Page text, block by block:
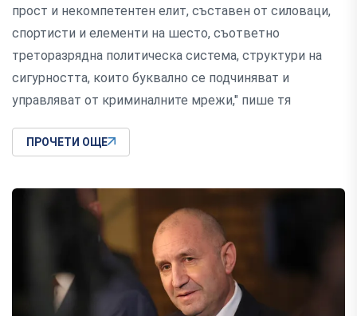
прост и некомпетентен елит, съставен от силоваци,
спортисти и елементи на шесто, съответно
треторазрядна политическа система, структури на
сигурността, които буквално се подчиняват и
управляват от криминалните мрежи," пише тя
ПРОЧЕТИ ОЩЕ